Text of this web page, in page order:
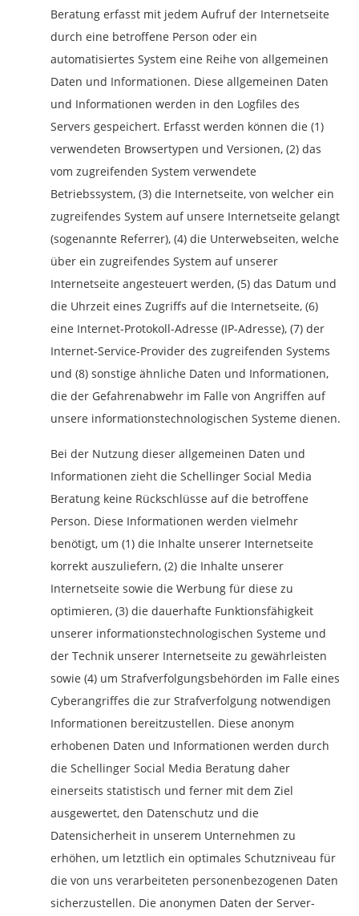
Beratung erfasst mit jedem Aufruf der Internetseite
durch eine betroffene Person oder ein
automatisiertes System eine Reihe von allgemeinen
Daten und Informationen. Diese allgemeinen Daten
und Informationen werden in den Logfiles des
Servers gespeichert. Erfasst werden können die (1)
verwendeten Browsertypen und Versionen, (2) das
vom zugreifenden System verwendete
Betriebssystem, (3) die Internetseite, von welcher ein
zugreifendes System auf unsere Internetseite gelangt
(sogenannte Referrer), (4) die Unterwebseiten, welche
über ein zugreifendes System auf unserer
Internetseite angesteuert werden, (5) das Datum und
die Uhrzeit eines Zugriffs auf die Internetseite, (6)
eine Internet-Protokoll-Adresse (IP-Adresse), (7) der
Internet-Service-Provider des zugreifenden Systems
und (8) sonstige ähnliche Daten und Informationen,
die der Gefahrenabwehr im Falle von Angriffen auf
unsere informationstechnologischen Systeme dienen.
Bei der Nutzung dieser allgemeinen Daten und
Informationen zieht die Schellinger Social Media
Beratung keine Rückschlüsse auf die betroffene
Person. Diese Informationen werden vielmehr
benötigt, um (1) die Inhalte unserer Internetseite
korrekt auszuliefern, (2) die Inhalte unserer
Internetseite sowie die Werbung für diese zu
optimieren, (3) die dauerhafte Funktionsfähigkeit
unserer informationstechnologischen Systeme und
der Technik unserer Internetseite zu gewährleisten
sowie (4) um Strafverfolgungsbehörden im Falle eines
Cyberangriffes die zur Strafverfolgung notwendigen
Informationen bereitzustellen. Diese anonym
erhobenen Daten und Informationen werden durch
die Schellinger Social Media Beratung daher
einerseits statistisch und ferner mit dem Ziel
ausgewertet, den Datenschutz und die
Datensicherheit in unserem Unternehmen zu
erhöhen, um letztlich ein optimales Schutzniveau für
die von uns verarbeiteten personenbezogenen Daten
sicherzustellen. Die anonymen Daten der Server-